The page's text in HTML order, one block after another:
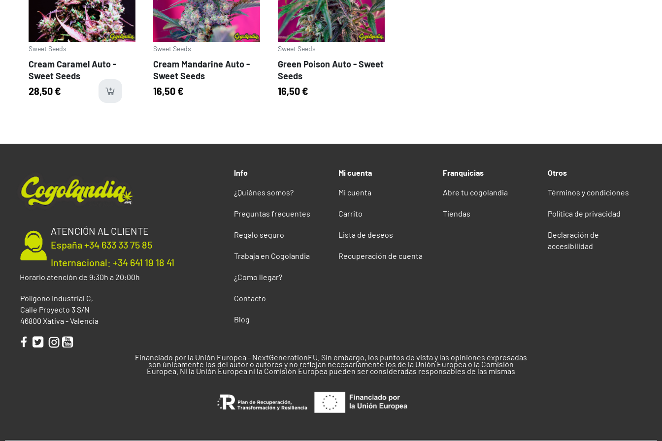
Sweet Seeds
Cream Caramel Auto -
Sweet Seeds
28,50 € last-items
Sweet Seeds
Cream Mandarine Auto -
Sweet Seeds
16,50 €
Sweet Seeds
Green Poison Auto - Sweet
Seeds
16,50 €
ATENCIÓN AL CLIENTE
España +34 633 33 75 85
Internacional: +34 641 19 18 41
Horario atención de 9:30h a 20:00h
Polígono Industrial C,
Calle Proyecto 3 S/N
46800 Xàtiva - Valencia
Info
¿Quiénes somos?
Preguntas frecuentes
Regalo seguro
Trabaja en Cogolandia
¿Como llegar?
Contacto
Blog
Mi cuenta
Mi cuenta
Carrito
Lista de deseos
Recuperación de cuenta
Franquicias
Abre tu cogolandia
Tiendas
Otros
Términos y condiciones
Política de privacidad
Declaración de
accesibilidad
Financiado por la Unión Europea - NextGenerationEU. Sin embargo, los puntos de vista y las opiniones expresadas
son únicamente los del autor o autores y no reflejan necesariamente los de la Unión Europea o la Comisión
Europea. Ni la Unión Europea ni la Comisión Europea pueden ser consideradas responsables de las mismas